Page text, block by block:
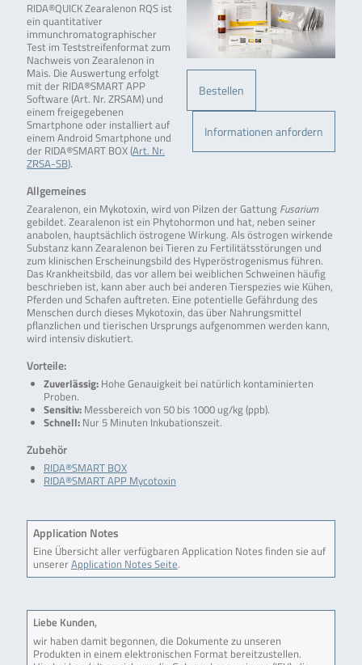
Bestellen
Informationen anfordern
RIDA®QUICK Zearalenon RQS ist
ein quantitativer
immunchromatographischer
Test im Teststreifenformat zum
Nachweis von Zearalenon in
Mais. Die Auswertung erfolgt
mit der RIDA®SMART APP
Software (Art. Nr. ZRSAM) und
einem freigegebenen
Smartphone oder installiert auf
einem Android Smartphone und
der RIDA®SMART BOX (Art. Nr.
ZRSA-SB).
Allgemeines
Zearalenon, ein Mykotoxin, wird von Pilzen der Gattung Fusarium
gebildet. Zearalenon ist ein Phytohormon und hat, neben seiner
anabolen, hauptsächlich östrogene Wirkung. Als östrogen wirkende
Substanz kann Zearalenon bei Tieren zu Fertilitätsstörungen und
zum klinischen Erscheinungsbild des Hyperöstrogenismus führen.
Das Krankheitsbild, das vor allem bei weiblichen Schweinen häufig
beschrieben ist, kann aber auch bei anderen Tierspezies wie Kühen,
Pferden und Schafen auftreten. Eine potentielle Gefährdung des
Menschen durch dieses Mykotoxin, das über Nahrungsmittel
pflanzlichen und tierischen Ursprungs aufgenommen werden kann,
wird intensiv diskutiert.
Vorteile:
Zuverlässig:Hohe Genauigkeit bei natürlich kontaminierten
Proben.
Sensitiv:Messbereich von 50 bis 1000 ug/kg (ppb).
Schnell:Nur 5 Minuten Inkubationszeit.
Zubehör
RIDA®SMART BOX
RIDA®SMART APP Mycotoxin
Application Notes
Eine Übersicht aller verfügbaren Application Notes finden sie auf
unsererApplication Notes Seite.
Liebe Kunden,
wir haben damit begonnen, die Dokumente zu unseren
Produkten in einem elektronischen Format bereitzustellen.